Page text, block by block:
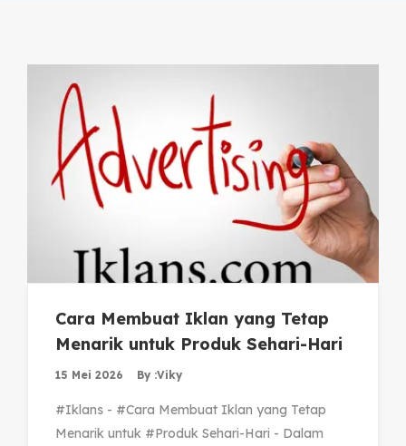
Cara Membuat Iklan yang Tetap
Menarik untuk Produk Sehari-Hari
15 Mei 2026 By :Viky
#Iklans - #Cara Membuat Iklan yang Tetap
Menarik untuk #Produk Sehari-Hari - Dalam